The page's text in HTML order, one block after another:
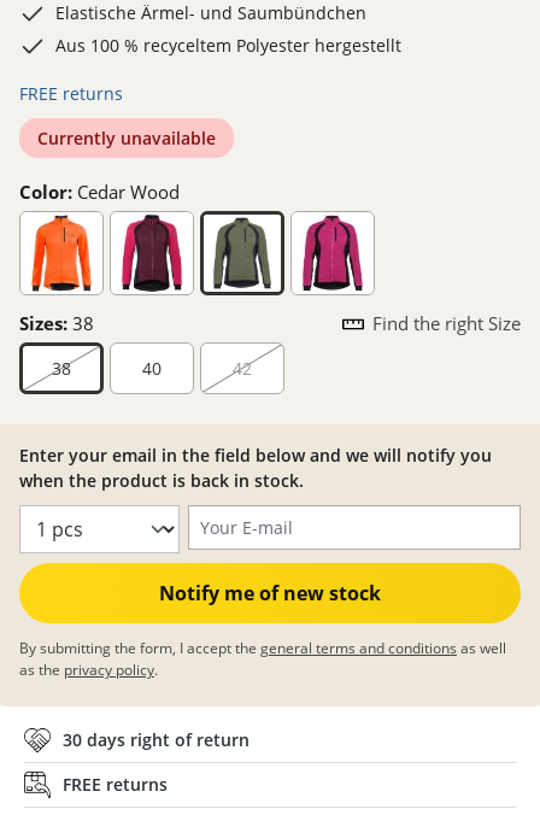
Elastische Ärmel- und Saumbündchen
Aus 100 % recyceltem Polyester hergestellt
FREE returns
Currently unavailable
Color: Cedar Wood
Sizes: 38 Find the right Size
38 40 42
Enter your email in the field below and we will notify you
when the product is back in stock.
Notify me of new stock
By submitting the form, I accept the general terms and conditions as well
as the privacy policy.
30 days right of return
FREE returns